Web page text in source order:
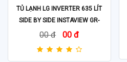
TỦ LẠNH LG INVERTER 635 LÍT
SIDE BY SIDE INSTAVIEW GR-
G257SV
00 đ 00 đ